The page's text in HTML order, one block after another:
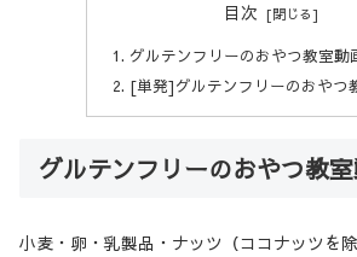
目次
グルテンフリーのおやつ教室動
[単発]グルテンフリーのおやつ
グルテンフリーのおやつ教
小麦・卵・乳製品・ナッツ（ココナッツを